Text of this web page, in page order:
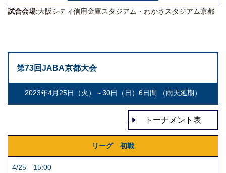
試合会場:大阪シティ信用金庫スタジアム・わかさスタジアム京都
第73回JABA京都大会
2023年4月25日（火）～30日（日）6日間 （雨天延期）
トーナメント表
リーグ 初戦
4/25 15:00